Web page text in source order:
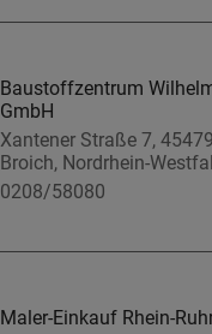
Baustoffzentrum
GmbH
Xantener Straße 7,
Broich, Nordrhein-
0208/58080
Maler-Einkauf Rhein-